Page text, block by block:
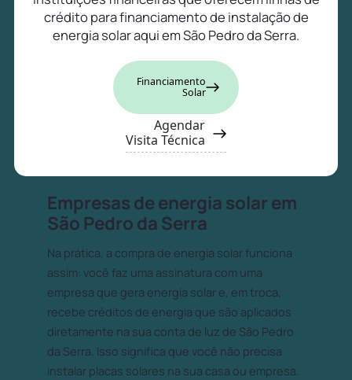
crédito para financiamento de instalação de
energia solar aqui em São Pedro da Serra.
Financiamento
Solar
Agendar
Visita Técnica
Empresas de energia solar em
São Pedro da Serra
Na prática, a compra de energia solar funciona
assim: você faz uma assinatura com uma
empresa que gera energia solar e, em troca,
recebe créditos de energia que são aplicados
diretamente na sua conta de luz de São Pedro
da Serra. Isso significa que você não precisa
instalar placas solares na sua casa ou empresa.